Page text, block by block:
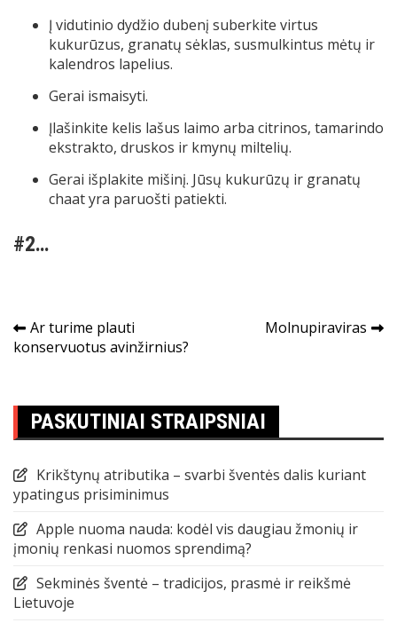
Į vidutinio dydžio dubenį suberkite virtus
kukurūzus, granatų sėklas, susmulkintus mėtų ir
kalendros lapelius.
Gerai ismaisyti.
Įlašinkite kelis lašus laimo arba citrinos, tamarindo
ekstrakto, druskos ir kmynų miltelių.
Gerai išplakite mišinį. Jūsų kukurūzų ir granatų
chaat yra paruošti patiekti.
#2…
Navigacija
tarp
Ar turime plauti
konservuotus avinžirnius?
Molnupiraviras
PASKUTINIAI STRAIPSNIAI
Krikštynų atributika – svarbi šventės dalis kuriant
ypatingus prisiminimus
Apple nuoma nauda: kodėl vis daugiau žmonių ir
įmonių renkasi nuomos sprendimą?
Sekminės šventė – tradicijos, prasmė ir reikšmė
Lietuvoje